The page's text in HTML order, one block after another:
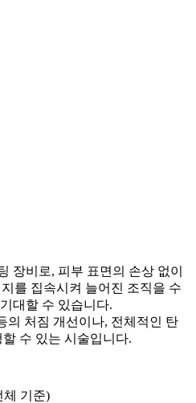
장비로, 피부 표면의 손상 없이
를 집속시켜 늘어진 조직을 수
대할 수 있습니다.
의 처짐 개선이나, 전체적인 탄
수 있는 시술입니다.
체 기준)